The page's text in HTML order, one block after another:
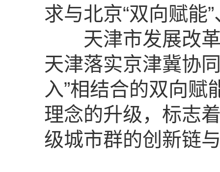
求与北京“双向赋能
天津市发展改革
天津落实京津冀协
入”相结合的双向
理念的升级，标志
级城市群的创新链